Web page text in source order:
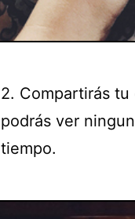
2. Compartirás
podrás ver
tiempo.